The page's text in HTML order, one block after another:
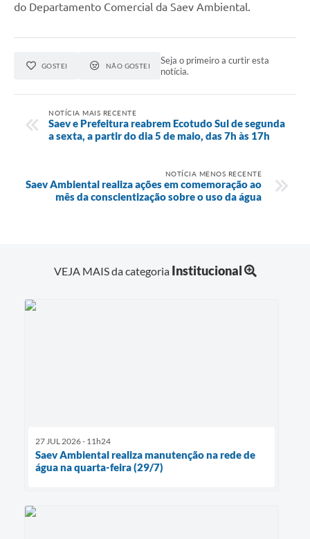
do Departamento Comercial da Saev Ambiental.
GOSTEI NÃO GOSTEI
Seja o primeiro a curtir esta
notícia.
NOTÍCIA MAIS RECENTE
Saev e Prefeitura reabrem Ecotudo Sul de segunda
a sexta, a partir do dia 5 de maio, das 7h às 17h
NOTÍCIA MENOS RECENTE
Saev Ambiental realiza ações em comemoração ao
mês da conscientização sobre o uso da água
VEJA MAIS da categoria Institucional
27 JUL 2026 - 11h24
Saev Ambiental realiza manutenção na rede de
água na quarta-feira (29/7)